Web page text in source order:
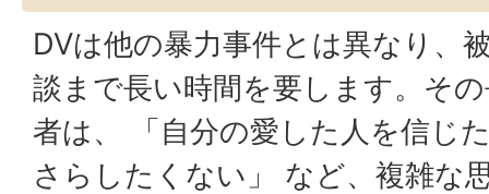
DVは他の暴力事件とは異なり、
談まで長い時間を要します。そ
者は、 「自分の愛した人を信じ
さらしたくない」 など、複雑な